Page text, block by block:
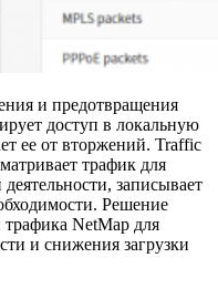
и предотвращения
доступ в локальную
ее от вторжений. Traffic
трафик для
записывает
Решение
трафика NetMap для
и снижения загрузки